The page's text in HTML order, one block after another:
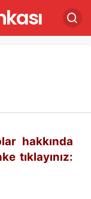
hakkında
tıklayınız: